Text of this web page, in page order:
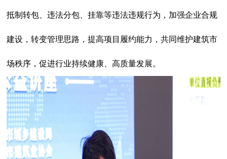
抵制转包、违法分包、挂靠等违法违规行为，加强企业合规
建设，转变管理思路，提高项目履约能力，共同维护建筑市
场秩序，促进行业持续健康、高质量发展。